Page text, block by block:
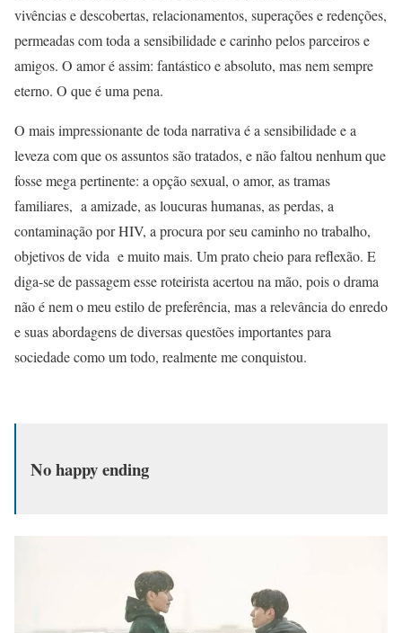
vivências e descobertas, relacionamentos, superações e redenções,
permeadas com toda a sensibilidade e carinho pelos parceiros e
amigos. O amor é assim: fantástico e absoluto, mas nem sempre
eterno. O que é uma pena.
O mais impressionante de toda narrativa é a sensibilidade e a
leveza com que os assuntos são tratados, e não faltou nenhum que
fosse mega pertinente: a opção sexual, o amor, as tramas
familiares, a amizade, as loucuras humanas, as perdas, a
contaminação por HIV, a procura por seu caminho no trabalho,
objetivos de vida e muito mais. Um prato cheio para reflexão. E
diga-se de passagem esse roteirista acertou na mão, pois o drama
não é nem o meu estilo de preferência, mas a relevância do enredo
e suas abordagens de diversas questões importantes para
sociedade como um todo, realmente me conquistou.
No happy ending